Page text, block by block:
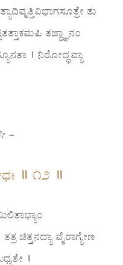
ತು
ತಜ್ಜ್ಞಾನಂ
। ನಿರೋದ್ಧವ್ಯಾ
–
॥ ೧೨ ॥
ಚಿತ್ತನದ್ಯಾ ವೈರಾಗ್ಯೇಣ
।